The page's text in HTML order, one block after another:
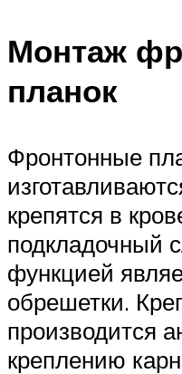
Монтаж
планок
Фронтонные
крепятся в
подкладочный
функцией
обрешетки.
производится
креплению